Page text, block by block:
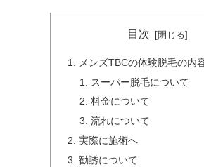
目次
メンズTBCの体験脱毛の内
スーパー脱毛について
料金について
流れについて
実際に施術へ
勧誘について